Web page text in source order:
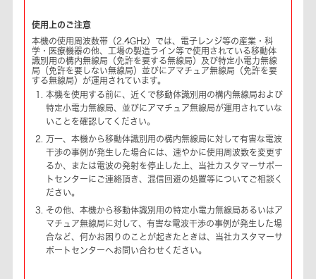
使用上のご注意
本機の使用周波数帯（2.4GHz）では、電子レンジ等の産業・科
学・医療機器の他、工場の製造ライン等で使用されている移動体
識別用の構内無線局（免許を要する無線局）及び特定小電力無線
局（免許を要しない無線局）並びにアマチュア無線局（免許を要
する無線局）が運用されています。
本機を使用する前に、近くで移動体識別用の構内無線局および
特定小電力無線局、並びにアマチュア無線局が運用されていな
いことを確認してください。
万一、本機から移動体識別用の構内無線局に対して有害な電波
干渉の事例が発生した場合には、速やかに使用周波数を変更す
るか、または電波の発射を停止した上、当社カスタマーサポー
トセンターにご連絡頂き、混信回避の処置等についてご相談く
ださい。
その他、本機から移動体識別用の特定小電力無線局あるいはア
マチュア無線局に対して、有害な電波干渉の事例が発生した場
合など、何かお困りのことが起きたときは、当社カスタマーサ
ポートセンターへお問い合わせください。